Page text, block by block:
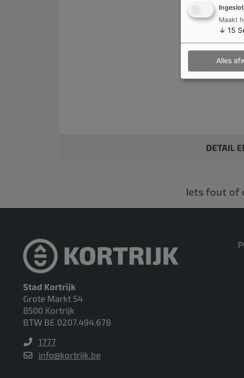
DETAIL
Iets fout of
Stad Kortrijk
Grote Markt 54
8500 Kortrijk
BTW BE 0207.494.678
1777
info@kortrijk.be
Maakt
↓ 15
Alles